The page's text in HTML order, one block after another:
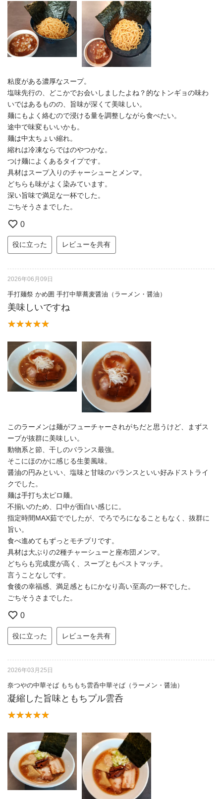
粘度がある濃厚なスープ。
塩味先行の、どこかでお会いしましたよね？的なトンギョの味わ
いではあるものの、旨味が深くて美味しい。
麺にもよく絡むので浸ける量を調整しながら食べたい。
途中で味変もいいかも。
麺は中太ちょい縮れ。
縮れは冷凍ならではのやつかな。
つけ麺によくあるタイプです。
具材はスープ入りのチャーシューとメンマ。
どちらも味がよく染みています。
深い旨味で満足な一杯でした。
ごちそうさまでした。
0
役に立った レビューを共有
2026年06月09日
手打麺祭 かめ囲 手打中華蕎麦醤油（ラーメン・醤油）
美味しいですね
このラーメンは麺がフューチャーされがちだと思うけど、まずス
ープが抜群に美味しい。
動物系と節、干しのバランス最強。
そこにほのかに感じる生姜風味。
醤油の円みといい、塩味と甘味のバランスといい好みドストライ
クでした。
麺は手打ち太ピロ麺。
不揃いのため、口中が面白い感じに。
指定時間MAX茹ででしたが、でろでろになることもなく、抜群に
旨い。
食べ進めてもずっとモチプリです。
具材は大ぶりの2種チャーシューと座布団メンマ。
どちらも完成度が高く、スープともベストマッチ。
言うことなしです。
食後の幸福感、満足感ともにかなり高い至高の一杯でした。
ごちそうさまでした。
0
役に立った レビューを共有
2026年03月25日
奈つやの中華そば もちもち雲呑中華そば（ラーメン・醤油）
凝縮した旨味ともちプル雲呑